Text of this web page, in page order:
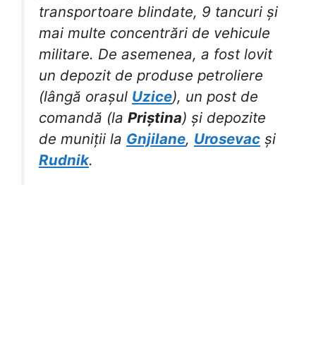
transportoare blindate, 9 tancuri și
mai multe concentrări de vehicule
militare. De asemenea, a fost lovit
un depozit de produse petroliere
(lângă orașul Uzice), un post de
comandă (la Priștina) și depozite
de muniții la Gnjilane, Urosevac și
Rudnik.